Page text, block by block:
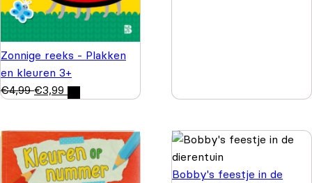
Zonnige reeks - Plakken
en kleuren 3+
€4,99 €3,99
Bobby's feestje in de